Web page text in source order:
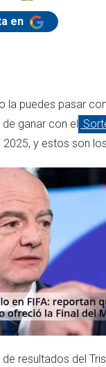
en
la puedes pasar
ganar con el
2025, y estos son
resultados del